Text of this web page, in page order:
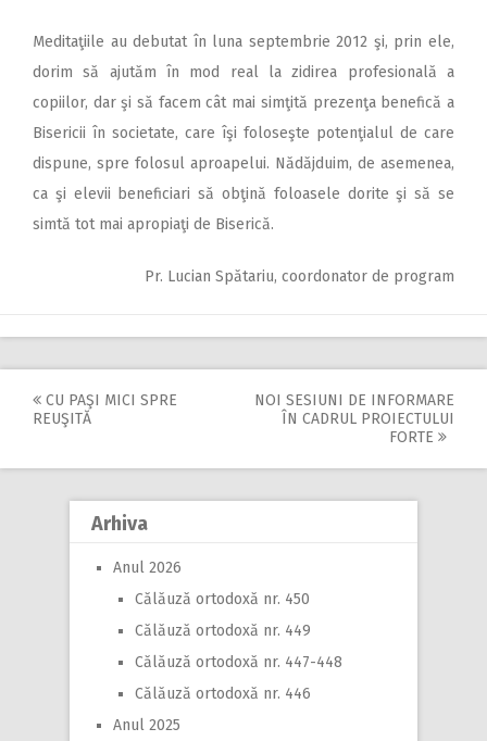
Meditaţiile au debutat în luna septembrie 2012 şi, prin ele,
dorim să ajutăm în mod real la zidirea profesională a
copiilor, dar şi să facem cât mai simţită prezenţa benefică a
Bisericii în societate, care îşi foloseşte potenţialul de care
dispune, spre folosul aproapelui. Nădăjduim, de asemenea,
ca şi elevii beneficiari să obţină foloasele dorite şi să se
simtă tot mai apropiaţi de Biserică.
Pr. Lucian Spătariu, coordonator de program
Post
navigation
CU PAŞI MICI SPRE
REUŞITĂ
NOI SESIUNI DE INFORMARE
ÎN CADRUL PROIECTULUI
FORTE
Arhiva
Anul 2026
Călăuză ortodoxă nr. 450
Călăuză ortodoxă nr. 449
Călăuză ortodoxă nr. 447-448
Călăuză ortodoxă nr. 446
Anul 2025